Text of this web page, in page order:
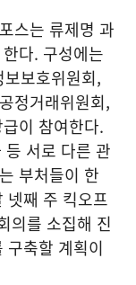
스는 류제명 과
다. 구성에는
보호위원회,
정거래위원회,
이 참여한다.
서로 다른 관
부처들이 한
넷째 주 킥오프
의를 소집해 진
구축할 계획이